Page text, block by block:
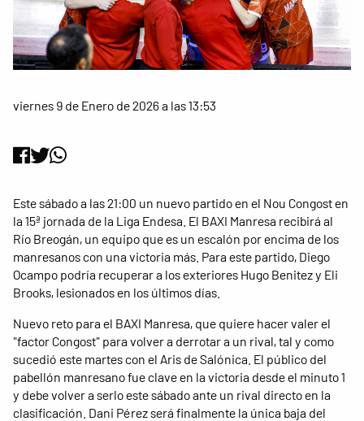
viernes 9 de Enero de 2026 a las 13:53
Este sábado a las 21:00 un nuevo partido en el Nou Congost en
la 15ª jornada de la Liga Endesa. El BAXI Manresa recibirá al
Río Breogán, un equipo que es un escalón por encima de los
manresanos con una victoria más. Para este partido, Diego
Ocampo podría recuperar a los exteriores Hugo Benitez y Eli
Brooks, lesionados en los últimos días.
Nuevo reto para el BAXI Manresa, que quiere hacer valer el
"factor Congost" para volver a derrotar a un rival, tal y como
sucedió este martes con el Aris de Salónica. El público del
pabellón manresano fue clave en la victoria desde el minuto 1
y debe volver a serlo este sábado ante un rival directo en la
clasificación. Dani Pérez será finalmente la única baja del